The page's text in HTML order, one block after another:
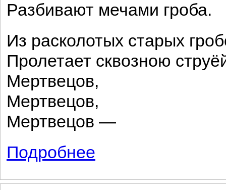
Разбивают мечами гроба.
Из расколотых старых
Пролетает сквозною
Мертвецов,
Мертвецов,
Мертвецов —
Подробнее